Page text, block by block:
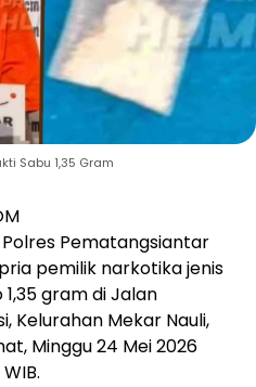
Sabu 1,35 Gram
Pematangsiantar
pemilik narkotika jenis
gram di Jalan
Kelurahan Mekar Nauli,
Minggu 24 Mei 2026